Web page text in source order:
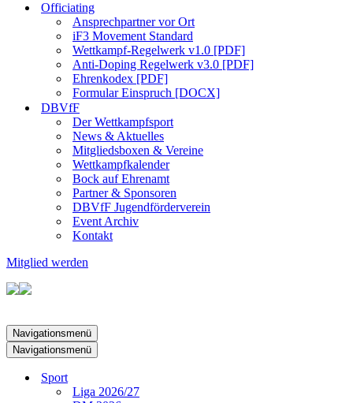
Officiating
Ansprechpartner vor Ort
iF3 Movement Standard
Wettkampf-Regelwerk v1.0 [PDF]
Anti-Doping Regelwerk v3.0 [PDF]
Ehrenkodex [PDF]
Formular Einspruch [DOCX]
DBVfF
Der Wettkampfsport
News & Aktuelles
Mitgliedsboxen & Vereine
Wettkampfkalender
Bock auf Ehrenamt
Partner & Sponsoren
DBVfF Jugendförderverein
Event Archiv
Kontakt
Mitglied werden
Navigationsmenü
Navigationsmenü
Sport
Liga 2026/27